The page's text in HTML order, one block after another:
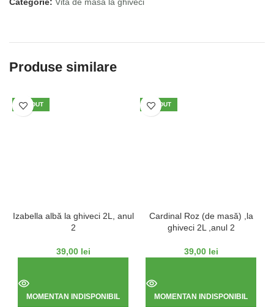
Produse similare
VÂNDUT
Izabella albă la ghiveci 2L, anul
2
39,00 lei
MOMENTAN INDISPONIBIL
VÂNDUT
Cardinal Roz (de masă) ,la
ghiveci 2L ,anul 2
39,00 lei
MOMENTAN INDISPONIBIL